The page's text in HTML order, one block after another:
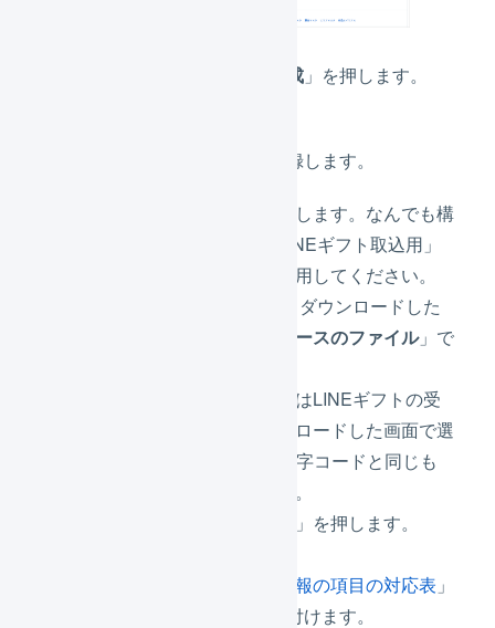
新規作成 」を押します。
インポート形式を登録します。
「名前」を入力します。なんでも構
いません。「LINEギフト取込用」
などの名前を使用してください。
LINEギフトからダウンロードした
ベースのファイル」で
「文字コード」はLINEギフトの受
注情報をダウンロードした画面で選
択したCSVの文字コードと同じも
のを選択します。
」を押します。
LINEギフト 受注情報の項目の対応表 」
を参考に項目を関連付けます。